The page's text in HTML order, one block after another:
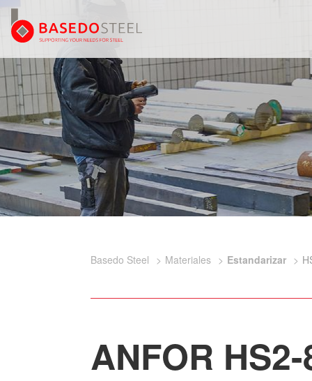
Basedo Steel Materiales Estandarizar
ANFOR